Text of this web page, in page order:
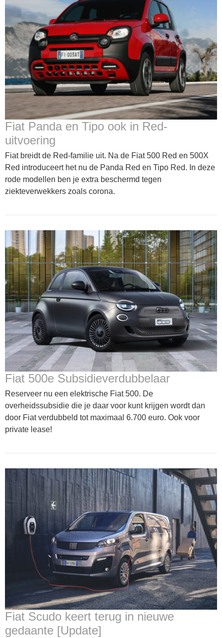
Fiat Panda en Tipo ook in Red-
uitvoering
Fiat breidt de Red-familie uit. Na de Fiat 500 Red en 500X
Red introduceert het nu de Panda Red en Tipo Red. In deze
rode modellen ben je extra beschermd tegen
ziekteverwekkers zoals corona.
Fiat 500e Subsidieverdubbelaar
Reserveer nu een elektrische Fiat 500. De
overheidssubsidie die je daar voor kunt krijgen wordt dan
door Fiat verdubbeld tot maximaal 6.700 euro. Ook voor
private lease!
Fiat Scudo keert terug in nieuwe
gedaante [Update]